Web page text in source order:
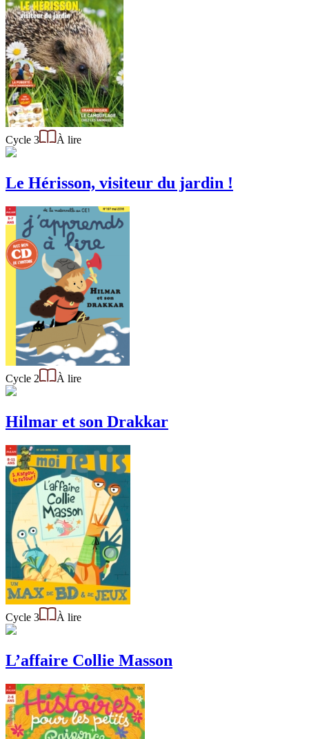
Cycle 3 À lire
Le Hérisson, visiteur du jardin !
Cycle 2 À lire
Hilmar et son Drakkar
Cycle 3 À lire
L’affaire Collie Masson